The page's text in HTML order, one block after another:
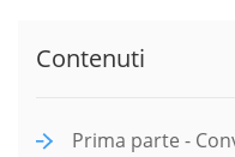
Contenuti
Prima parte -